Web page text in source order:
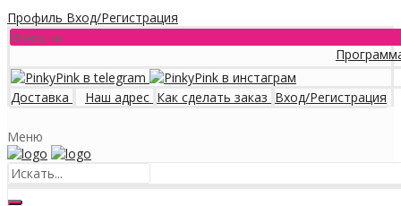
Профиль Вход/Регистрация
Новости
Программа
Доставка Наш адрес Как сделать заказ Вход/Регистрация
Меню